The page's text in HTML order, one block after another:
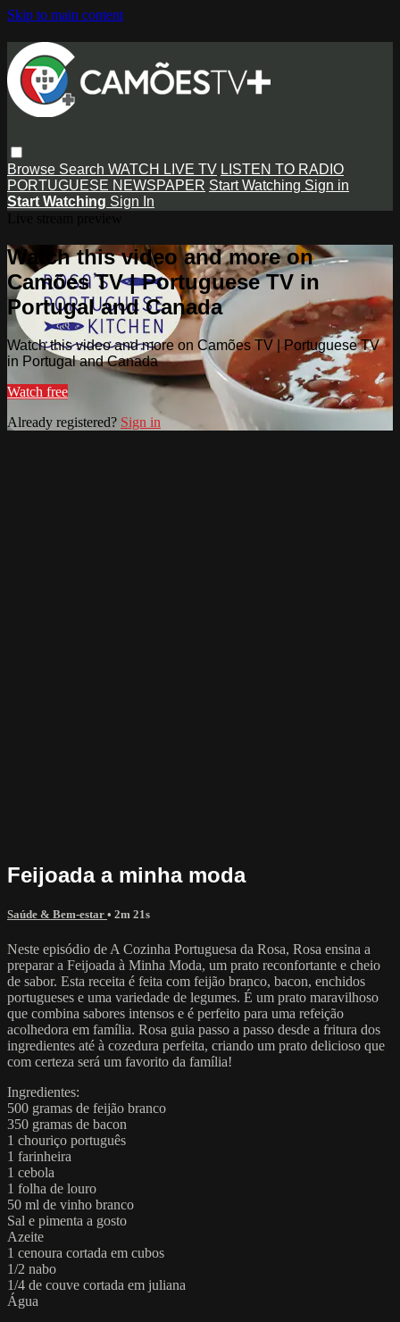
Skip to main content
Browse Search WATCH LIVE TV LISTEN TO RADIO
PORTUGUESE NEWSPAPER Start Watching Sign in
Start Watching Sign In
Watch this video and more on
Camões TV | Portuguese TV in
Portugal and Canada
Watch this video and more on Camões TV | Portuguese TV
in Portugal and Canada
Watch free
Already registered? Sign in
Feijoada a minha moda
Saúde & Bem-estar • 2m 21s
Neste episódio de A Cozinha Portuguesa da Rosa, Rosa ensina a
preparar a Feijoada à Minha Moda, um prato reconfortante e cheio
de sabor. Esta receita é feita com feijão branco, bacon, enchidos
portugueses e uma variedade de legumes. É um prato maravilhoso
que combina sabores intensos e é perfeito para uma refeição
acolhedora em família. Rosa guia passo a passo desde a fritura dos
ingredientes até à cozedura perfeita, criando um prato delicioso que
com certeza será um favorito da família!
Ingredientes:
500 gramas de feijão branco
350 gramas de bacon
1 chouriço português
1 farinheira
1 cebola
1 folha de louro
50 ml de vinho branco
Sal e pimenta a gosto
Azeite
1 cenoura cortada em cubos
1/2 nabo
1/4 de couve cortada em juliana
Água